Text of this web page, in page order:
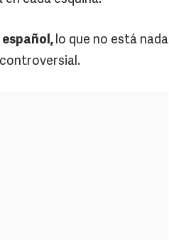
lo que no está nada